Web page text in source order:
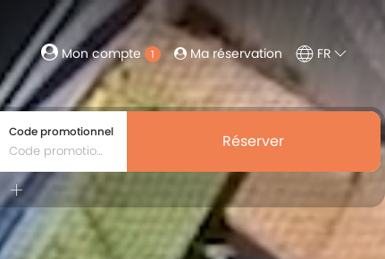
Mon compte 1 Ma réservation FR
Code promotionnel Réserver